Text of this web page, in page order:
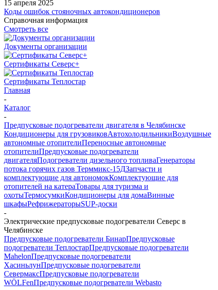
15 апреля 2025
Коды ошибок стояночных автокондиционеров
Справочная информация
Смотреть все
Документы организации
Сертификаты Северс+
Сертификаты Теплостар
Главная
-
Каталог
-
Предпусковые подогреватели двигателя в Челябинске
Кондиционеры для грузовиковАвтохолодильникиВоздушные
автономные отопителиПереносные автономные
отопителиПредпусковые подогреватели
двигателяПодогреватели дизельного топливаГенераторы
потока горячих газов Терммикс-15ДЗапчасти и
комплектующие для автономокКомплектующие для
отопителей на катераТовары для туризма и
охотыТермосумкиКондиционеры для домаВинные
шкафыРефрижераторыSUP-доски
-
Электрические предпусковые подогреватели Северс в
Челябинске
Предпусковые подогреватели БинарПредпусковые
подогреватели ТеплостарПредпусковые подогреватели
MahelonПредпусковые подогреватели
ХасиньлунПредпусковые подогреватели
СевермаксПредпусковые подогреватели
WÖLFenПредпусковые подогреватели Webasto